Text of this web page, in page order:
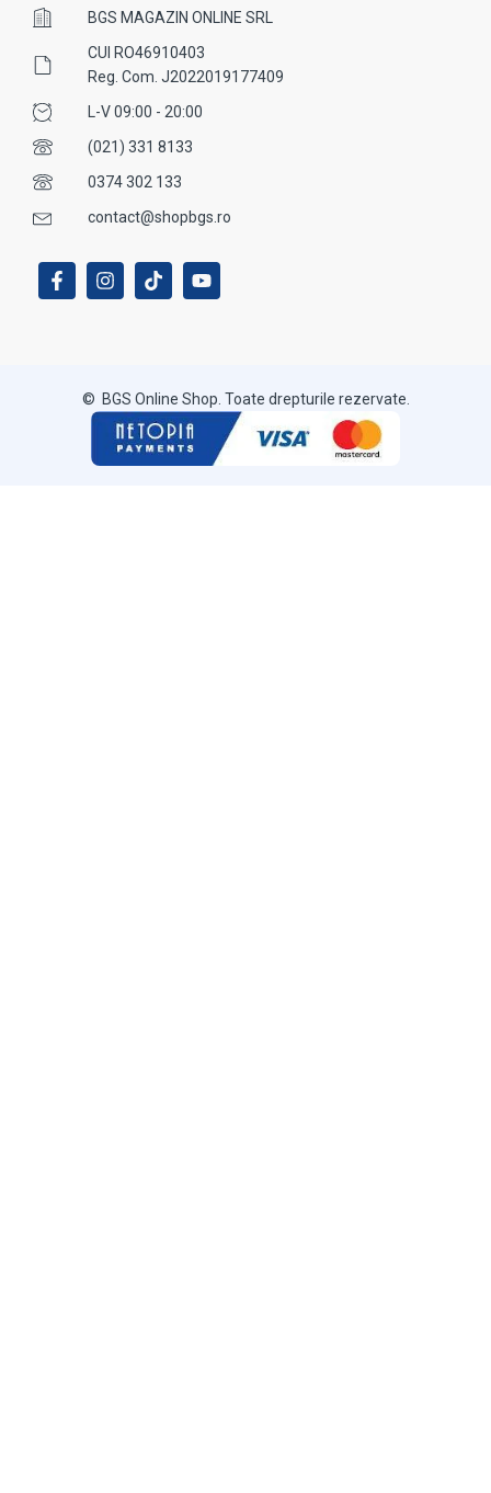
BGS MAGAZIN ONLINE SRL
CUI RO46910403
Reg. Com. J2022019177409
L-V 09:00 - 20:00
(021) 331 8133
0374 302 133
contact@shopbgs.ro
© BGS Online Shop. Toate drepturile rezervate.